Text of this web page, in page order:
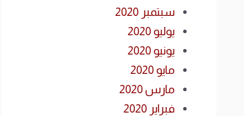
سبتمبر 2020
يوليو 2020
يونيو 2020
مايو 2020
مارس 2020
فبراير 2020